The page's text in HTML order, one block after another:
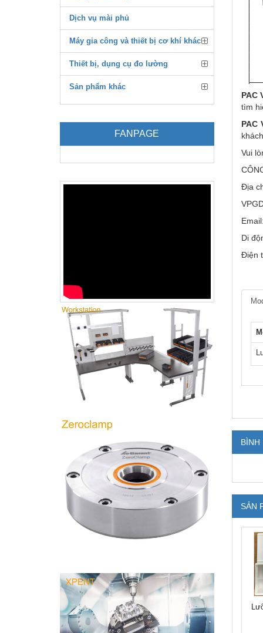
PAC
tìm
PAC
Vui
Địa
Di
Điện
BÌNH
SẢN
Dịch vụ mài phủ
Máy gia công và thiết bị cơ khí khác
Thiết bị, dụng cụ đo lường
Sản phẩm khác
FANPAGE